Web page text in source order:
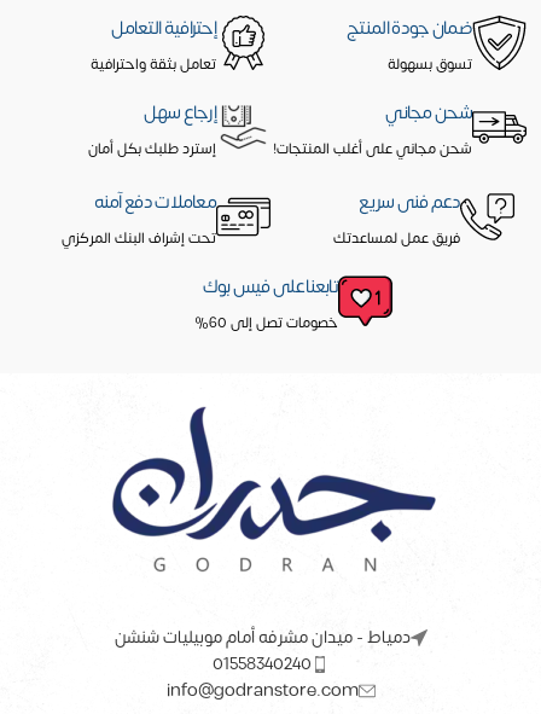
ضمان جودة المنتج
تسوق بسهولة
إحترافية التعامل
تعامل بثقة واحترافية
شحن مجاني
شحن مجاني على أغلب المنتجات!
إرجاع سهل
إسترد طلبك بكل أمان
دعم فنى سريع
فريق عمل لمساعدتك
معاملات دفع آمنه
تحت إشراف البنك المركزي
تابعنا على فيس بوك
خصومات تصل إلى 60%
دمياط - ميدان مشرفه أمام موبيليات شنشن
01558340240
info@godranstore.com